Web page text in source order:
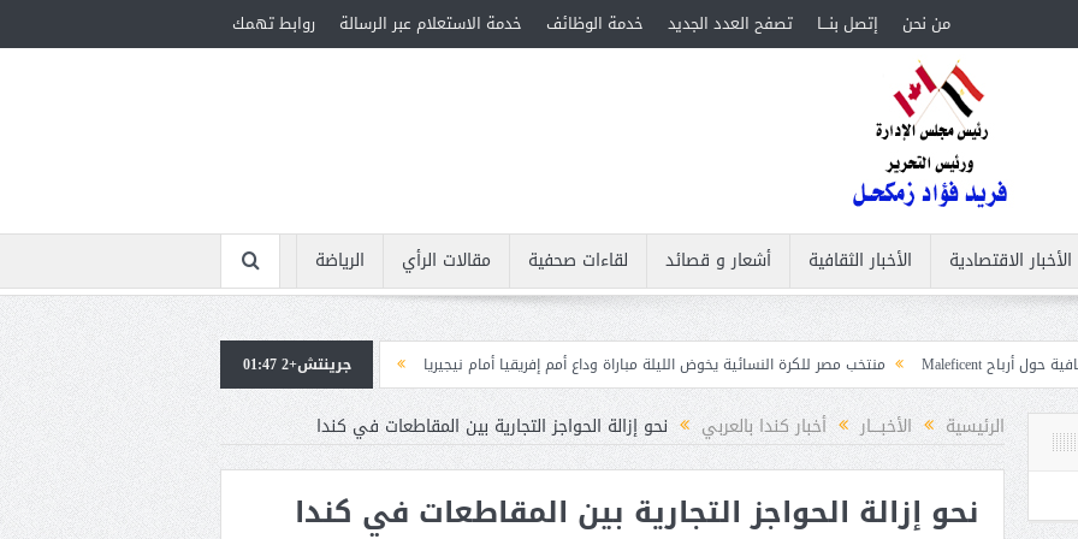
من نحن إتصل بنـــا تصفح العدد الجديد خدمة الوظائف خدمة الاستعلام عبر الرسالة روابط تهمك
الأخبار الاقتصادية الأخبار الثقافية أشعار و قصائد لقاءات صحفية مقالات الرأي
الرياضة
منتخب مصر للكرة النسائية يخوض الليلة مباراة وداع أمم إفريقيا أمام نيجيريا
استقبال جماهيرى حاشد لمحمد صلاح لدى وصوله إلى تركيا لإتمام انتقاله إلى
جرينتش+2 01:47
الرئيسية الأخبــــار أخبار كندا بالعربي نحو إزالة الحواجز التجارية بين المقاطعات في كندا
نحو إزالة الحواجز التجارية بين المقاطعات في كندا